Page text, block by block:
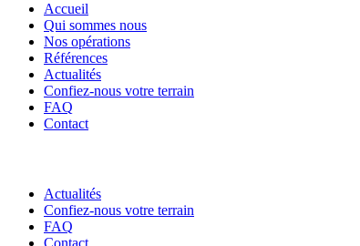
Accueil
Qui sommes nous
Nos opérations
Références
Actualités
Confiez-nous votre terrain
FAQ
Contact
Actualités
Confiez-nous votre terrain
FAQ
Contact